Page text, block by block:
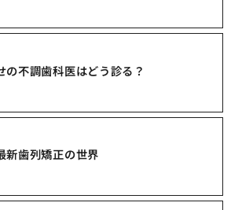
の不調歯科医はどう診る？
新歯列矯正の世界